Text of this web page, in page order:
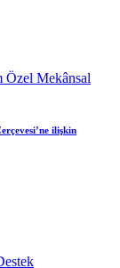
ilişkin